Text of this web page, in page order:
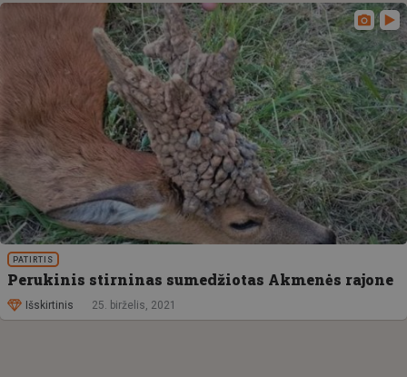
PATIRTIS
Perukinis stirninas sumedžiotas Akmenės rajone
Išskirtinis 25. birželis, 2021